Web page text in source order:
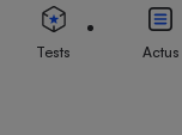
Tests Actus